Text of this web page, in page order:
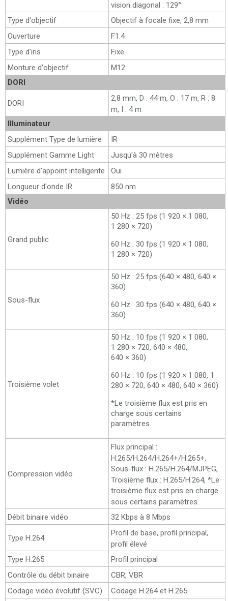
vision diagonal : 129°
Type d'objectif
Objectif à focale fixe, 2,8 mm
Ouverture
F1.4
Type d'iris
Fixe
Monture d'objectif
M12
DORI
DORI
2,8 mm, D : 44 m, O : 17 m, R : 8
m, I : 4 m
Illuminateur
Supplément Type de lumière
IR
Supplément Gamme Light
Jusqu'à 30 mètres
Lumière d'appoint intelligente
Oui
Longueur d'onde IR
850 nm
Vidéo
Grand public
50 Hz : 25 fps (1 920 × 1 080,
1 280 × 720)
60 Hz : 30 fps (1 920 × 1 080,
1 280 × 720)
Sous-flux
50 Hz : 25 fps (640 × 480, 640 ×
360)
60 Hz : 30 fps (640 × 480, 640 ×
360)
Troisième volet
50 Hz : 10 fps (1 920 × 1 080,
1 280 × 720, 640 × 480,
640 × 360)
60 Hz : 10 fps (1 920 × 1 080, 1
280 × 720, 640 × 480, 640 × 360)
*Le troisième flux est pris en
charge sous certains
paramètres.
Compression vidéo
Flux principal :
H.265/H.264/H.264+/H.265+,
Sous-flux : H.265/H.264/MJPEG,
Troisième flux : H.265/H.264, *Le
troisième flux est pris en charge
sous certains paramètres.
Débit binaire vidéo
32 Kbps à 8 Mbps
Type H.264
Profil de base, profil principal,
profil élevé
Type H.265
Profil principal
Contrôle du débit binaire
CBR, VBR
Codage vidéo évolutif (SVC)
Codage H.264 et H.265